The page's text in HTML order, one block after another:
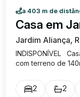
a 403 m de
Casa em
Jardim Aliança,
INDISPONÍVEL
com terreno de
dois quartos
espaçoso e canil.
2 2